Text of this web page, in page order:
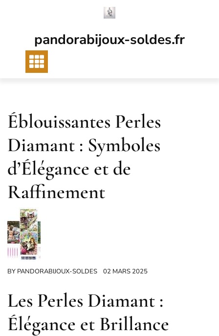
pandorabijoux-soldes.fr
Éblouissantes Perles
Diamant : Symboles
d’Élégance et de
Raffinement
BY PANDORABIJOUX-SOLDES 02 MARS 2025
Les Perles Diamant :
Élégance et Brillance